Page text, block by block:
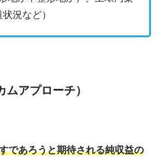
況など）
アプローチ）
であろうと期待される純収益の